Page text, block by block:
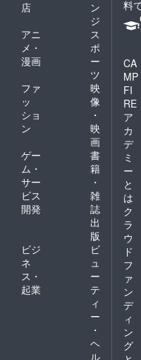
店
ン
ジ
アニ
メ・
漫画
ス
ポ
ー
ツ
ファ
ッ
ショ
ン
映
像
・
映
画
ゲー
ム・
サー
ビス
開発
書
籍
・
雑
誌
出
版
ビジ
ネ
ス・
起業
ビ
ュ
ー
テ
ィ
ー
・
ヘ
ル
料
CA
MP
FI
RE
ア
カ
デ
ミ
ー
と
は
ク
ラ
ウ
ド
フ
ァ
ン
デ
ィ
ン
グ